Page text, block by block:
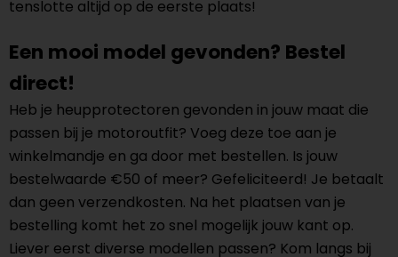
tenslotte altijd op de eerste plaats!
Een mooi model gevonden? Bestel
direct!
Heb je heupprotectoren gevonden in jouw maat die
passen bij je motoroutfit? Voeg deze toe aan je
winkelmandje en ga door met bestellen. Is jouw
bestelwaarde €50 of meer? Gefeliciteerd! Je betaalt
dan geen verzendkosten. Na het plaatsen van je
bestelling komt het zo snel mogelijk jouw kant op.
Liever eerst diverse modellen passen? Kom langs bij